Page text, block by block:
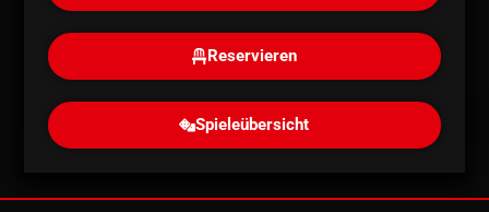
Reservieren
Spieleübersicht